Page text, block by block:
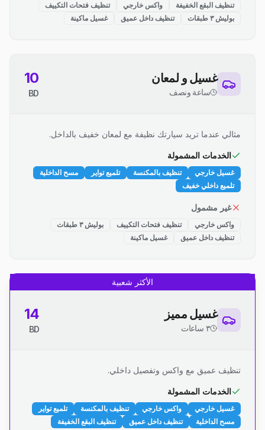
تنظيف البقع الخفيفة واكس خارجي
تنظيف فتحات التكييف
بوليش ٣ طبقات
تنظيف داخل عميق غسيل ماكينة
غسيل و لمعان
ساعة ونصف
10
BD
مثالي عندما تريد سيارتك نظيفة مع لمعان خفيف بالداخل.
الخدمات المشمولة
غسيل خارجي تنظيف بالمكنسة تلميع تواير
مسح الداخلية
تلميع داخلي خفيف
غير مشمول
واكس خارجي تنظيف فتحات التكييف
بوليش ٣ طبقات
تنظيف داخل عميق
غسيل ماكينة
الأكثر شعبية
غسيل مميز
٣ ساعات
14
BD
تنظيف عميق مع واكس وتفصيل داخلي.
الخدمات المشمولة
غسيل خارجي واكس خارجي تنظيف بالمكنسة
تلميع تواير
مسح الداخلية
تنظيف داخل عميق تنظيف البقع الخفيفة